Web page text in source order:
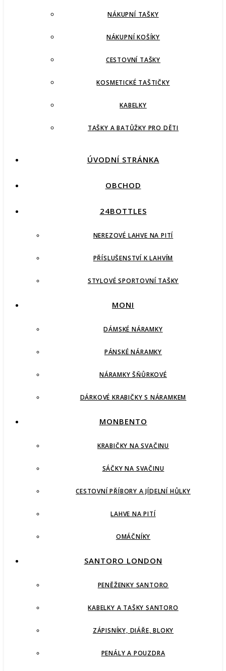
NÁKUPNÍ TAŠKY
NÁKUPNÍ KOŠÍKY
CESTOVNÍ TAŠKY
KOSMETICKÉ TAŠTIČKY
KABELKY
TAŠKY A BATŮŽKY PRO DĚTI
ÚVODNÍ STRÁNKA
OBCHOD
24BOTTLES
NEREZOVÉ LAHVE NA PITÍ
PŘÍSLUŠENSTVÍ K LAHVÍM
STYLOVÉ SPORTOVNÍ TAŠKY
MONI
DÁMSKÉ NÁRAMKY
PÁNSKÉ NÁRAMKY
NÁRAMKY ŠŇŮRKOVÉ
DÁRKOVÉ KRABIČKY S NÁRAMKEM
MONBENTO
KRABIČKY NA SVAČINU
SÁČKY NA SVAČINU
CESTOVNÍ PŘÍBORY A JÍDELNÍ HŮLKY
LAHVE NA PITÍ
OMÁČNÍKY
SANTORO LONDON
PENĚŽENKY SANTORO
KABELKY A TAŠKY SANTORO
ZÁPISNÍKY, DIÁŘE, BLOKY
PENÁLY A POUZDRA